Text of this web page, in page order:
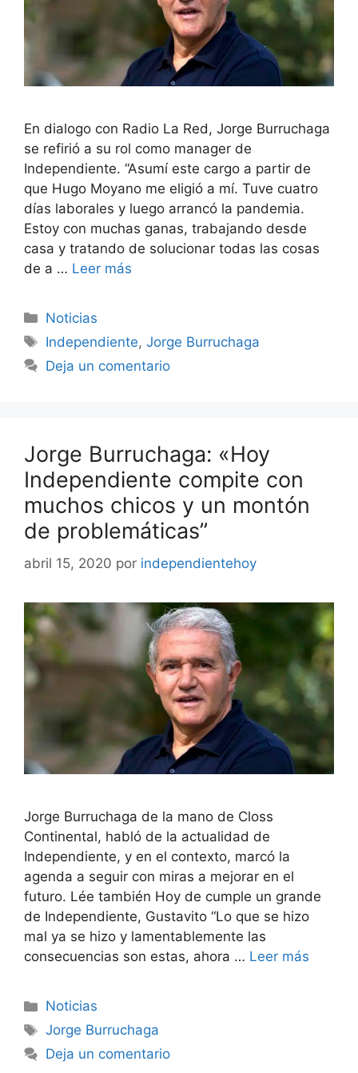
En dialogo con Radio La Red, Jorge Burruchaga
se refirió a su rol como manager de
Independiente. “Asumí este cargo a partir de
que Hugo Moyano me eligió a mí. Tuve cuatro
días laborales y luego arrancó la pandemia.
Estoy con muchas ganas, trabajando desde
casa y tratando de solucionar todas las cosas
de a … Leer más
Categorías
Noticias
Etiquetas
Independiente,Jorge Burruchaga
Deja un comentario
Jorge Burruchaga: «Hoy
Independiente compite con
muchos chicos y un montón
de problemáticas”
abril 15, 2020 por independientehoy
Jorge Burruchaga de la mano de Closs
Continental, habló de la actualidad de
Independiente, y en el contexto, marcó la
agenda a seguir con miras a mejorar en el
futuro. Lée también Hoy de cumple un grande
de Independiente, Gustavito “Lo que se hizo
mal ya se hizo y lamentablemente las
consecuencias son estas, ahora … Leer más
Categorías
Noticias
Etiquetas
Jorge Burruchaga
Deja un comentario